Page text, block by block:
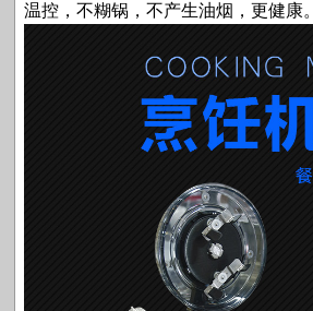
温控，不糊锅，不产生油烟，更健康。